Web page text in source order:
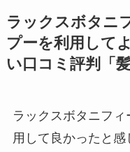
ラックスボタニ
プーを利用して
い口コミ評判「
ラックスボタニフ
用して良かったと